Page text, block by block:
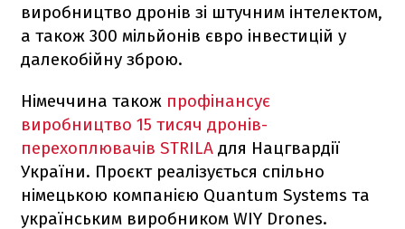
виробництво дронів зі штучним інтелектом,
а також 300 мільйонів євро інвестицій у
далекобійну зброю.
Німеччина також профінансує
виробництво 15 тисяч дронів-
перехоплювачів STRILA для Нацгвардії
України. Проєкт реалізується спільно
німецькою компанією Quantum Systems та
українським виробником WIY Drones.